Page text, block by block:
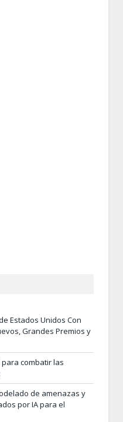
Estados Unidos Con
Grandes Premios y
para combatir las
de amenazas y
por IA para el